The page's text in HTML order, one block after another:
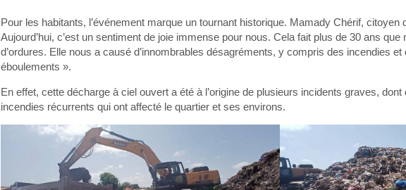
Pour les habitants, l’événement marque un tournant historique. Mamady Chérif, citoyen
Aujourd’hui, c’est un sentiment de joie immense pour nous. Cela fait plus de 30 ans
d’ordures. Elle nous a causé d’innombrables désagréments, y compris des incendies
éboulements ».
En effet, cette décharge à ciel ouvert a été à l’origine de plusieurs incidents graves,
incendies récurrents qui ont affecté le quartier et ses environs.